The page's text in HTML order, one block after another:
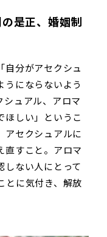
是正、婚姻制
自分がアセクシュ
うにならないよう
シュアル、アロマ
ほしい」というこ
アセクシュアルに
直すこと。アロマ
しない人にとって
とに気付き、解放